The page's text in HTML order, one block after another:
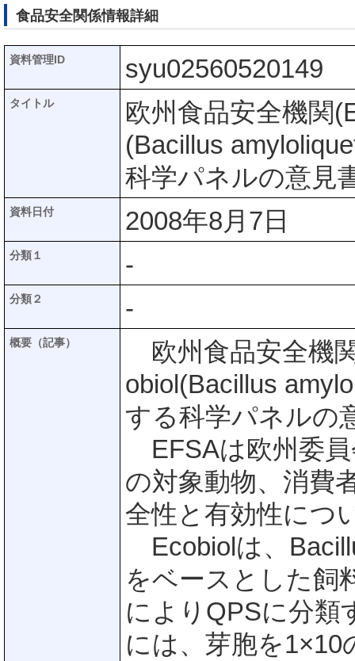
食品安全関係情報詳細
資料管理ID syu02560520149
タイトル
欧州食品安全機関
(Bacillus
科学パネルの意見
資料日付 2008年8月7日
分類１ -
分類２ -
概要（記事）
欧州食品安全機
obiol(Bacillus
する科学パネルの
EFSAは欧州委員
の対象動物、消費
全性と有効性につ
Ecobiolは、
をベースとした飼
によりQPSに分類
には、芽胞を1×10